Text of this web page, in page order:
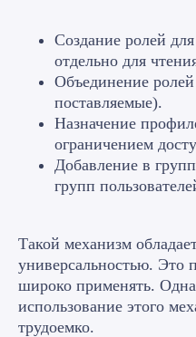
Создание ролей
отдельно для
Объединение
поставляемые).
Назначение
ограничением
Добавление в
групп
Такой механизм
универсальностью. Это
широко применять.
использование этого
трудоемко.